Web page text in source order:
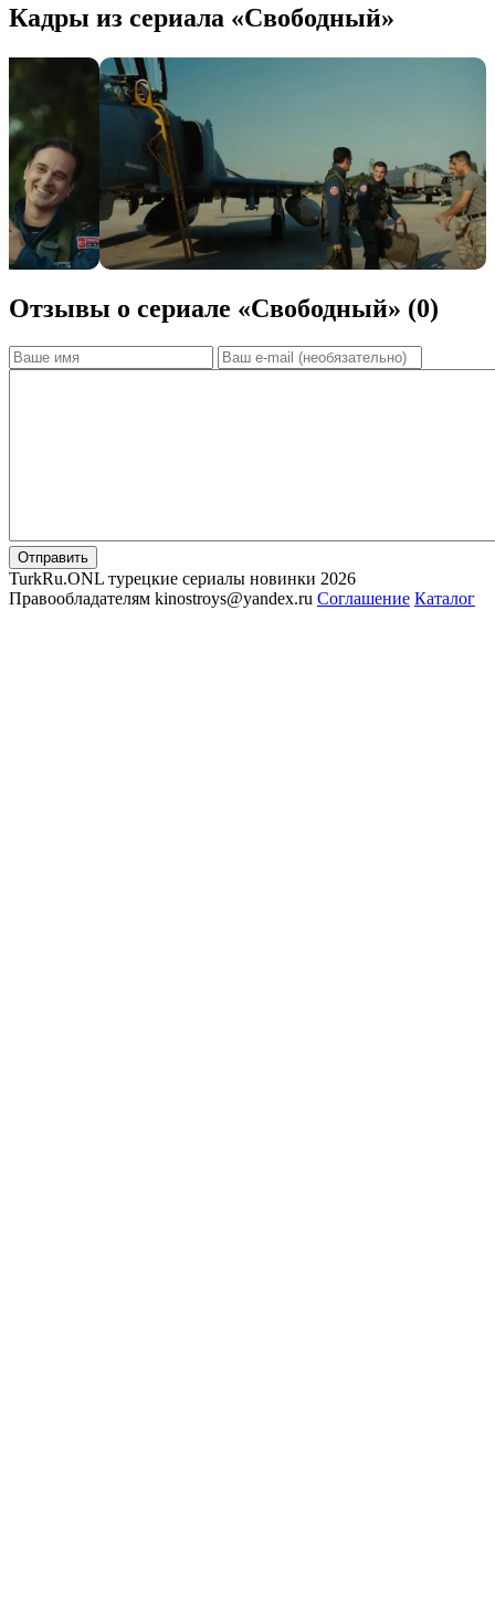
Кадры из сериала «Cвободный»
Отзывы о сериале «Cвободный» (0)
Отправить
TurkRu.ONL турецкие сериалы новинки 2026
Правообладателям kinostroys@yandex.ru Соглашение Каталог